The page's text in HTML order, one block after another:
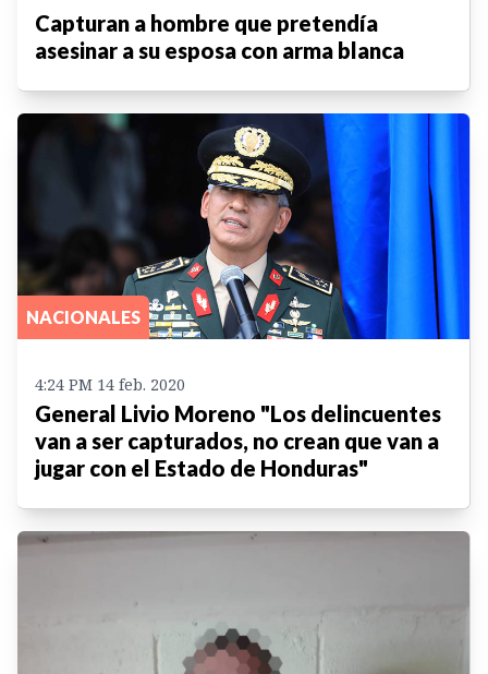
Capturan a hombre que pretendía
asesinar a su esposa con arma blanca
NACIONALES
4:24 PM 14 feb. 2020
General Livio Moreno "Los delincuentes
van a ser capturados, no crean que van a
jugar con el Estado de Honduras"